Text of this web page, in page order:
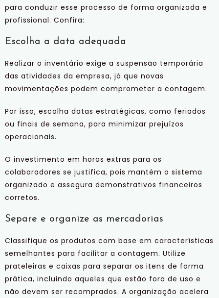
para conduzir esse processo de forma organizada e
profissional. Confira:
Escolha a data adequada
Realizar o inventário exige a suspensão temporária
das atividades da empresa, já que novas
movimentações podem comprometer a contagem.
Por isso, escolha datas estratégicas, como feriados
ou finais de semana, para minimizar prejuízos
operacionais.
O investimento em horas extras para os
colaboradores se justifica, pois mantém o sistema
organizado e assegura demonstrativos financeiros
corretos.
Separe e organize as mercadorias
Classifique os produtos com base em características
semelhantes para facilitar a contagem. Utilize
prateleiras e caixas para separar os itens de forma
prática, incluindo aqueles que estão fora de uso e
não devem ser recomprados. A organização acelera